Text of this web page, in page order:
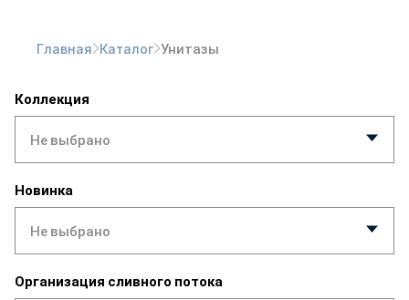
Главная Каталог Унитазы
Коллекция
Не выбрано
Новинка
Не выбрано
Организация сливного потока